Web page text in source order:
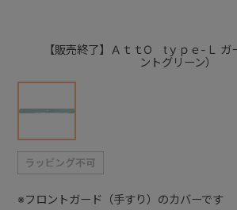
【販売終了】ＡｔｔO tｙｐｅ-Ｌ ガ
ントグリーン）
※フロントガード（手すり）のカバーです